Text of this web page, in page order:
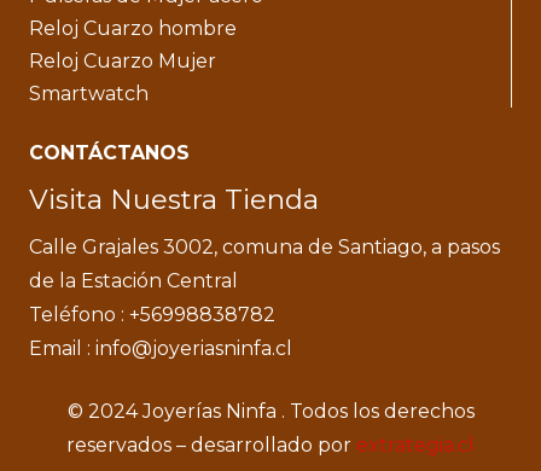
Reloj Cuarzo hombre
Reloj Cuarzo Mujer
Smartwatch
CONTÁCTANOS
Visita Nuestra Tienda
Calle Grajales 3002, comuna de Santiago, a pasos
de la Estación Central
Teléfono : +56998838782
Email : info@joyeriasninfa.cl
© 2024 Joyerías Ninfa . Todos los derechos
reservados – desarrollado por extrategia.cl